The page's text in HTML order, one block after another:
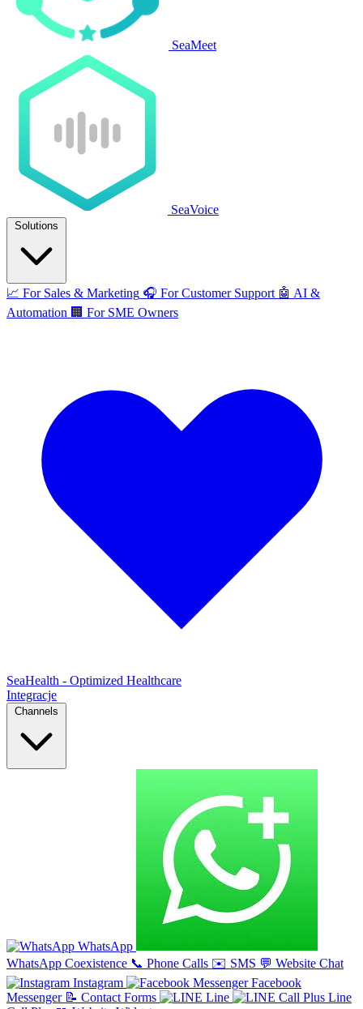
SeaMeet
SeaVoice
Solutions
📈 For Sales & Marketing 🎧 For Customer Support 🤖 AI &
Automation 🏢 For SME Owners
SeaHealth - Optimized Healthcare
Integracje
Channels
WhatsApp
WhatsApp Coexistence 📞 Phone Calls ✉️ SMS 💬 Website Chat
Instagram
Facebook
Messenger 📝 Contact Forms Line
Line